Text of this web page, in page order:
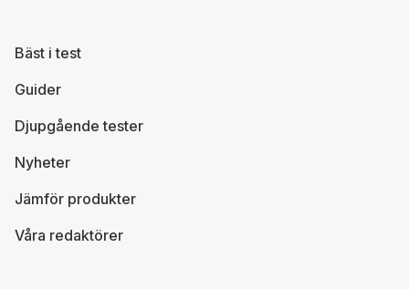
Bäst i test
Guider
Djupgående tester
Nyheter
Jämför produkter
Våra redaktörer